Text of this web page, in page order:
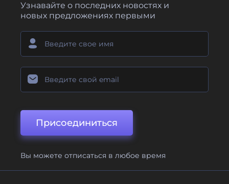
Узнавайте о последних новостях и
новых предложениях первыми
Присоединиться
Вы можете отписаться в любое время